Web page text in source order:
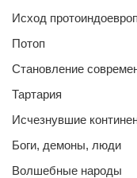
Исход
Потоп
Становление
Тартария
Исчезнувшие
Боги, демоны, люди
Волшебные народы